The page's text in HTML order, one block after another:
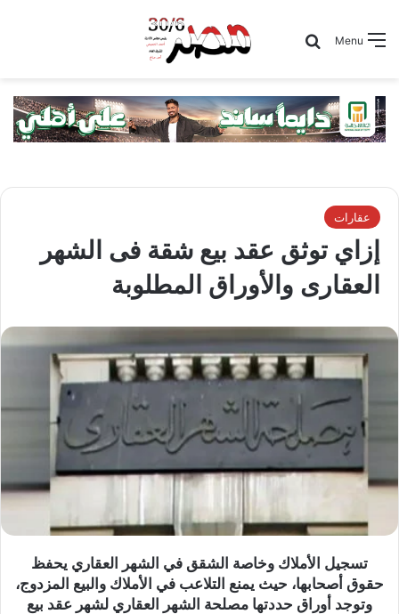
Menu
Search for
عقارات
إزاي توثق عقد بيع شقة فى الشهر
العقارى والأوراق المطلوبة
تسجيل الأملاك وخاصة الشقق في الشهر العقاري يحفظ
حقوق أصحابها، حيث يمنع التلاعب في الأملاك والبيع المزدوج،
وتوجد أوراق حددتها مصلحة الشهر العقاري لشهر عقد بيع